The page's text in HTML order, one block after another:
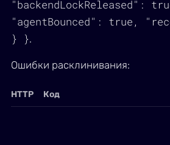
"backendLockReleased":
"agentBounced": true,
} }.
Ошибки расклинивания:
HTTP Код